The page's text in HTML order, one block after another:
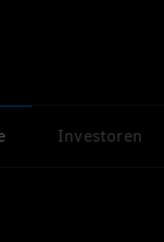
Investoren